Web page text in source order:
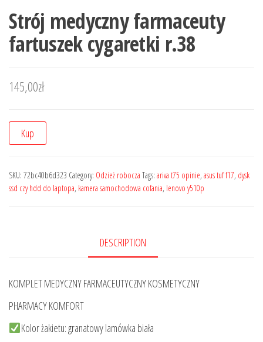
Strój medyczny farmaceuty
fartuszek cygaretki r.38
145,00zł
Kup
SKU: 72bc40b6d323 Category: Odzież robocza Tags: ariva t75 opinie, asus tuf f17, dysk
ssd czy hdd do laptopa, kamera samochodowa cofania, lenovo y510p
DESCRIPTION
KOMPLET MEDYCZNY FARMACEUTYCZNY KOSMETYCZNY
PHARMACY KOMFORT
Kolor żakietu: granatowy lamówka biała